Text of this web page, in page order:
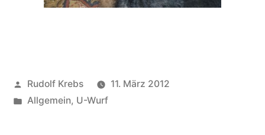
Veröffentlicht
von
Rudolf Krebs
11. März 2012
Veröffentlicht
Allgemein, U-Wurf